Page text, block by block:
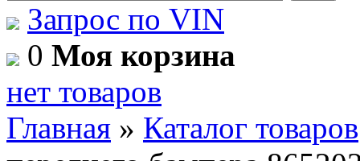
Запрос по VIN
0 Моя корзина
нет товаров
Главная » Каталог товаров